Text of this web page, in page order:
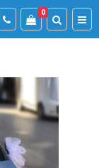
0